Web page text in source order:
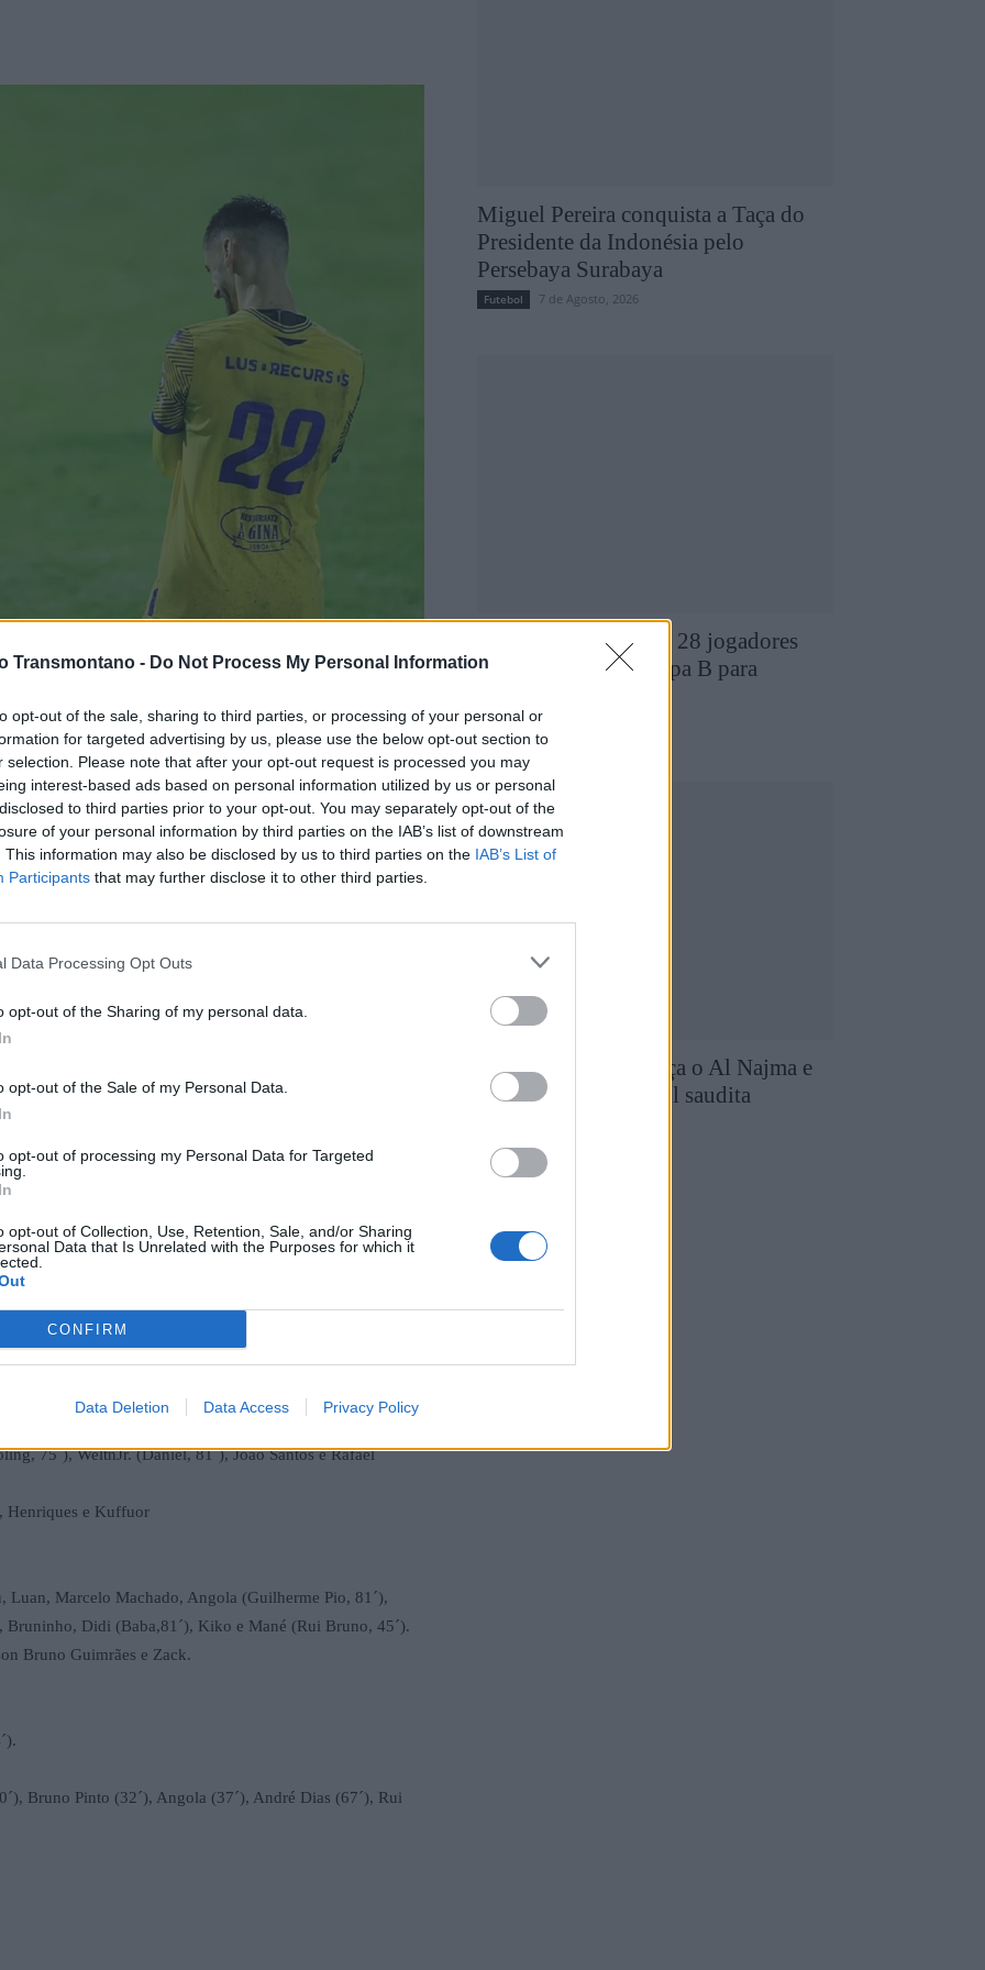
Transmontano - Do Not Process My Personal Information
opt-out of the sale, sharing to third parties, or processing of your personal or
for targeted advertising by us, please use the below opt-out section to
selection. Please note that after your opt-out request is processed you may
interest-based ads based on personal information utilized by us or personal
to third parties prior to your opt-out. You may separately opt-out of the
of your personal information by third parties on the IAB’s list of downstream
This information may also be disclosed by us to third parties on the IAB’s List of
Participants that may further disclose it to other third parties.
Data Processing Opt Outs
opt-out of the Sharing of my personal data.
opt-out of the Sale of my Personal Data.
opt-out of processing my Personal Data for Targeted
opt-out of Collection, Use, Retention, Sale, and/or Sharing
Data that Is Unrelated with the Purposes for which it
CONFIRM
Data Deletion Data Access Privacy Policy
1932, por 2-0, em jogo disputado no Estádio
ronda da Série A da Liga 3.
deram a iniciativa atacante aos felgueirenses, só na
veloz de Bruninho, em que terminou num “míssil”
efeito de Rúben Neves, após uma boa jogada coletiva.
seu bom momento de forma e sobe ao oitavo lugar,
59´), Henrique Martins., Paulité, Ivo Lemos
75´), WeltnJr. (Daniel, 81´), João Santos e Rafael
Henriques e Kuffuor
Luan, Marcelo Machado, Angola (Guilherme Pio, 81´),
Bruninho, Didi (Baba,81´), Kiko e Mané (Rui Bruno, 45´).
Bruno Guimrães e Zack.
Bruno Pinto (32´), Angola (37´), André Dias (67´), Rui
Miguel Pereira conquista a Taça do
Presidente da Indonésia pelo
Persebaya Surabaya
Futebol 7 de Agosto, 2026
GD Chaves revela os 28 jogadores
que compõem a equipa B para
Futebol 7 de Agosto, 2026
Diogo Queirós reforça o Al Najma e
mantém-se no futebol saudita